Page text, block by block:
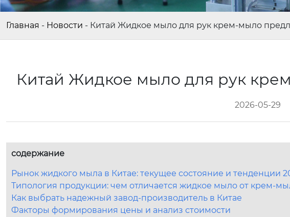
Главная - Новости - Китай Жидкое мыло для рук крем-мыло
Китай Жидкое мыло для рук
2026-05-29
содержание
Рынок жидкого мыла в Китае: текущее состояние и тенденции
Типология продукции: чем отличается жидкое мыло от крем-
Как выбрать надежный завод-производитель в Китае
Факторы формирования цены и анализ стоимости